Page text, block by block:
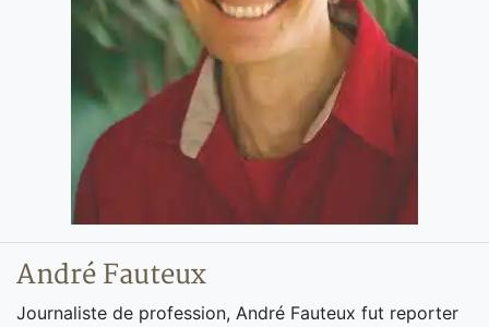
André Fauteux
Journaliste de profession, André Fauteux fut reporter